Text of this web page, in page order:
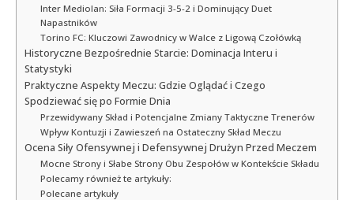
Inter Mediolan: Siła Formacji 3-5-2 i Dominujący Duet
Napastników
Torino FC: Kluczowi Zawodnicy w Walce z Ligową Czołówką
Historyczne Bezpośrednie Starcie: Dominacja Interu i
Statystyki
Praktyczne Aspekty Meczu: Gdzie Oglądać i Czego
Spodziewać się po Formie Dnia
Przewidywany Skład i Potencjalne Zmiany Taktyczne Trenerów
Wpływ Kontuzji i Zawieszeń na Ostateczny Skład Meczu
Ocena Siły Ofensywnej i Defensywnej Drużyn Przed Meczem
Mocne Strony i Słabe Strony Obu Zespołów w Kontekście Składu
Polecamy również te artykuły:
Polecane artykuły